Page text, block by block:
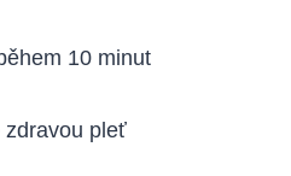
10 minut
zdravou pleť